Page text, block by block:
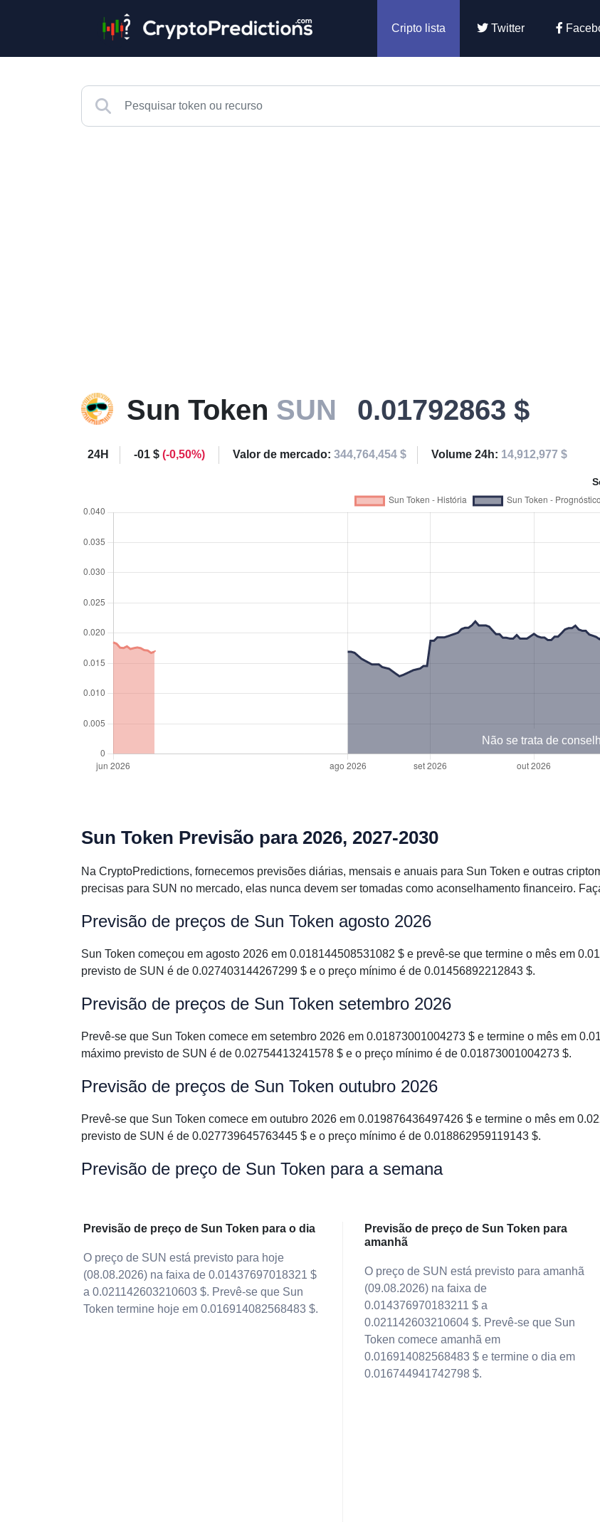
Cripto lista Twitter
Sun Token SUN 0.01792863 $
24H -01 $ (-0,50%) Valor de mercado: 344,764,454 $ Volume 24h: 14,912,977 $
Não se trata de
Sun Token Previsão para 2026, 2027-2030
Na CryptoPredictions, fornecemos previsões diárias, mensais e anuais para Sun Token e outras
precisas para SUN no mercado, elas nunca devem ser tomadas como aconselhamento financeiro.
Previsão de preços de Sun Token agosto 2026
Sun Token começou em agosto 2026 em 0.018144508531082 $ e prevê-se que termine o mês em
previsto de SUN é de 0.027403144267299 $ e o preço mínimo é de 0.01456892212843 $.
Previsão de preços de Sun Token setembro 2026
Prevê-se que Sun Token comece em setembro 2026 em 0.01873001004273 $ e termine o mês em
máximo previsto de SUN é de 0.02754413241578 $ e o preço mínimo é de 0.01873001004273 $.
Previsão de preços de Sun Token outubro 2026
Prevê-se que Sun Token comece em outubro 2026 em 0.019876436497426 $ e termine o mês em
previsto de SUN é de 0.027739645763445 $ e o preço mínimo é de 0.018862959119143 $.
Previsão de preço de Sun Token para a semana
Previsão de preço de Sun Token para o dia
O preço de SUN está previsto para hoje
(08.08.2026) na faixa de 0.01437697018321 $
a 0.021142603210603 $. Prevê-se que Sun
Token termine hoje em 0.016914082568483 $.
Previsão de preço de Sun Token para
amanhã
O preço de SUN está previsto para amanhã
(09.08.2026) na faixa de
0.014376970183211 $ a
0.021142603210604 $. Prevê-se que Sun
Token comece amanhã em
0.016914082568483 $ e termine o dia em
0.016744941742798 $.